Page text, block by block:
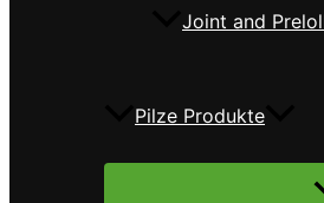
Joint and
Pilze Produkte